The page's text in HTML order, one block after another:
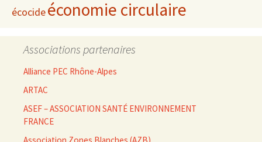
écocideéconomie circulaire
Associations partenaires
Alliance PEC Rhône-Alpes
ARTAC
ASEF – ASSOCIATION SANTÉ ENVIRONNEMENT
FRANCE